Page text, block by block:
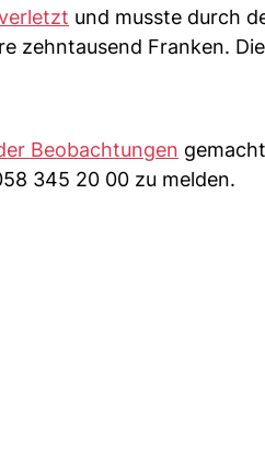
und musste durch
zehntausend Franken.
Beobachtungen
345 20 00 zu melden.